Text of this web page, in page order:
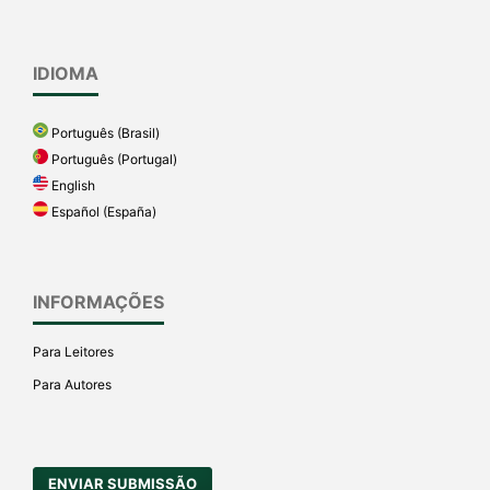
IDIOMA
Português (Brasil)
Português (Portugal)
English
Español (España)
INFORMAÇÕES
Para Leitores
Para Autores
ENVIAR SUBMISSÃO